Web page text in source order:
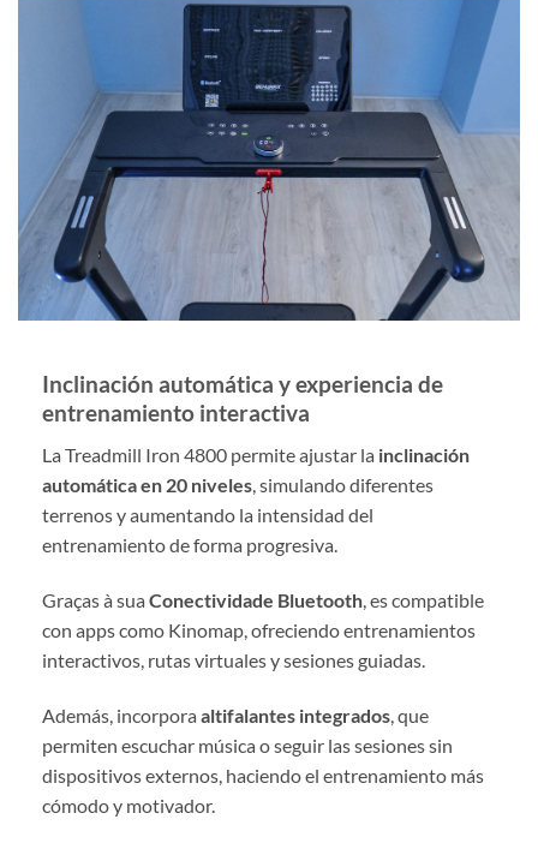
Inclinación automática y experiencia de
entrenamiento interactiva
La Treadmill Iron 4800 permite ajustar la inclinación
automática en 20 niveles, simulando diferentes
terrenos y aumentando la intensidad del
entrenamiento de forma progresiva.
Graças à sua Conectividade Bluetooth , es compatible
con apps como Kinomap, ofreciendo entrenamientos
interactivos, rutas virtuales y sesiones guiadas.
Además, incorpora altifalantes integrados , que
permiten escuchar música o seguir las sesiones sin
dispositivos externos, haciendo el entrenamiento más
cómodo y motivador.